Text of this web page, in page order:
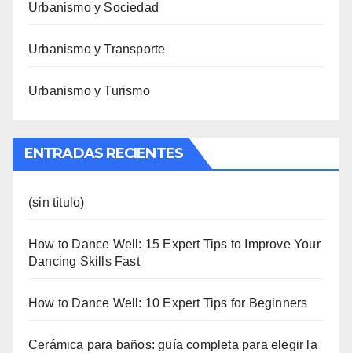
Urbanismo y Sociedad
Urbanismo y Transporte
Urbanismo y Turismo
ENTRADAS RECIENTES
(sin título)
How to Dance Well: 15 Expert Tips to Improve Your
Dancing Skills Fast
How to Dance Well: 10 Expert Tips for Beginners
Cerámica para baños: guía completa para elegir la